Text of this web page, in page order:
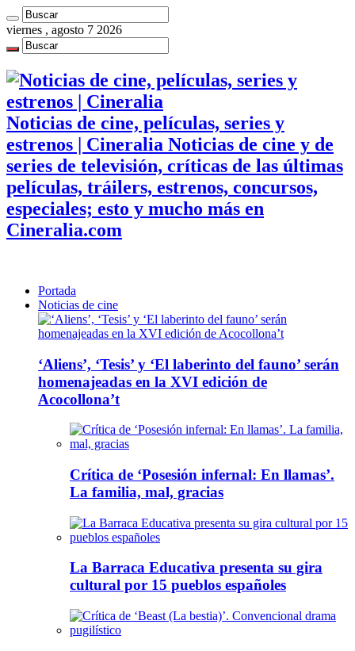
viernes , agosto 7 2026
Noticias de cine, películas, series y
estrenos | Cineralia Noticias de cine y de
series de televisión, críticas de las últimas
películas, tráilers, estrenos, concursos,
especiales; esto y mucho más en
Cineralia.com
Portada
Noticias de cine
‘Aliens’, ‘Tesis’ y ‘El laberinto del fauno’ serán
homenajeadas en la XVI edición de
Acocollona’t
Crítica de ‘Posesión infernal: En llamas’.
La familia, mal, gracias
La Barraca Educativa presenta su gira
cultural por 15 pueblos españoles